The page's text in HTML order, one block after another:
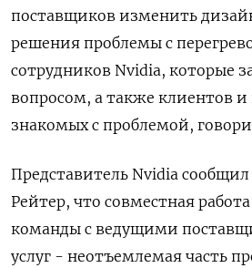
поставщиков изменить
решения проблемы с
сотрудников Nvidia, которые
вопросом, а также клиентов
знакомых с проблемой,
Представитель Nvidia сообщил
Рейтер, что совместная
команды с ведущими
услуг - неотъемлемая часть